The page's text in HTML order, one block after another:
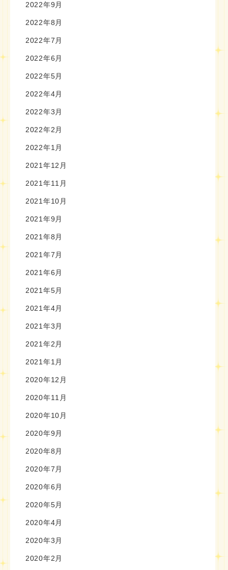
2022年9月
2022年8月
2022年7月
2022年6月
2022年5月
2022年4月
2022年3月
2022年2月
2022年1月
2021年12月
2021年11月
2021年10月
2021年9月
2021年8月
2021年7月
2021年6月
2021年5月
2021年4月
2021年3月
2021年2月
2021年1月
2020年12月
2020年11月
2020年10月
2020年9月
2020年8月
2020年7月
2020年6月
2020年5月
2020年4月
2020年3月
2020年2月